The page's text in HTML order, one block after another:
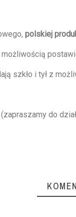
polskiej
szkło i tył z
do